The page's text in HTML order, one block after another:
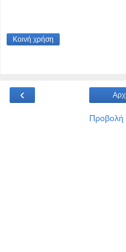
Κοινή χρήση
‹
Προβολή